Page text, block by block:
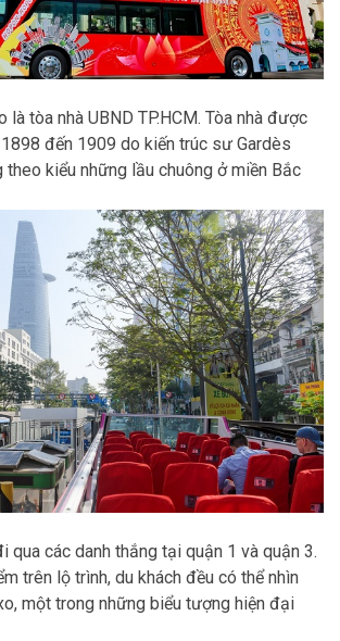
tòa nhà UBND TP.HCM. Tòa nhà được
đến 1909 do kiến trúc sư Gardès
theo kiểu những lầu chuông ở miền Bắc
qua các danh thắng tại quận 1 và quận 3.
trên lộ trình, du khách đều có thể nhìn
một trong những biểu tượng hiện đại